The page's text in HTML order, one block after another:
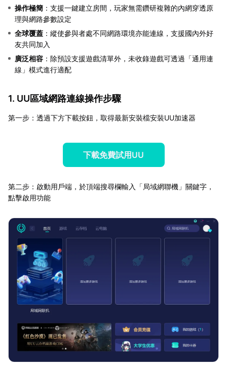
操作極簡 ：支援一鍵建立房間，玩家無需鑽研複雜的內網穿透原
理與網路參數設定
全球覆蓋 ：縱使參與者處不同網路環境亦能連線，支援國內外好
友共同加入
廣泛相容 ：除預設支援遊戲清單外，未收錄遊戲可透過「通用連
線」模式進行適配
1. UU區域網路連線操作步驟
第一步：透過下方下載按鈕，取得最新安裝檔安裝UU加速器
下載免費試用UU
第二步：啟動用戶端，於頂端搜尋欄輸入「局域網聯機」關鍵字，
點擊啟用功能